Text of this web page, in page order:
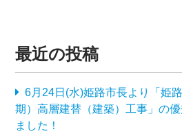
最近の投稿
6月24日(水)姫路市長より「姫
期）高層建替（建築）工事」の
ました！